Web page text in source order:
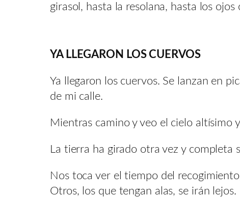
girasol, hasta la resolana, hasta los
YA LLEGARON LOS CUERVOS
Ya llegaron los cuervos. Se lanzan en
de mi calle.
Mientras camino y veo el cielo altísimo
La tierra ha girado otra vez y
Nos toca ver el tiempo del
Otros, los que tengan alas, se irán lejos.